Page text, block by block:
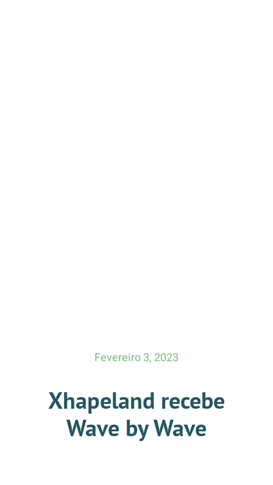
Fevereiro 3, 2023
Xhapeland recebe
Wave by Wave